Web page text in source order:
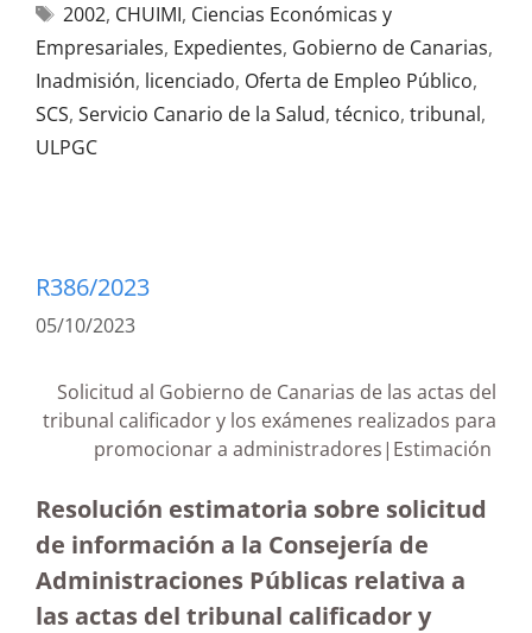
2002, CHUIMI, Ciencias Económicas y
Empresariales, Expedientes, Gobierno de Canarias,
Inadmisión, licenciado, Oferta de Empleo Público,
SCS, Servicio Canario de la Salud, técnico, tribunal,
ULPGC
R386/2023
05/10/2023
Solicitud al Gobierno de Canarias de las actas del
tribunal calificador y los exámenes realizados para
promocionar a administradores|Estimación
Resolución estimatoria sobre solicitud
de información a la Consejería de
Administraciones Públicas relativa a
las actas del tribunal calificador y